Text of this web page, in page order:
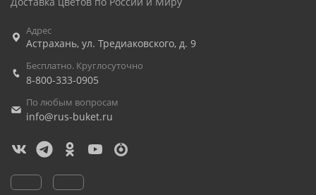
Адрес
Астрахань, ул. Тредиаковского, д. 9
Бесплатно. Круглосуточно
8-800-333-0905
По любым вопросам
info@rus-buket.ru